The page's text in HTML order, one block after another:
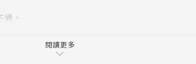
。
一響，大家衝啊！
閱讀更多